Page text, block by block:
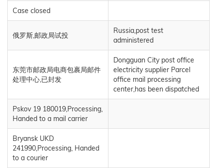
Case closed
俄罗斯,邮政局试投
Russia,post test
administered
东莞市邮政局电商包裹局邮件
处理中心,已封发
Dongguan City post office
electricity supplier Parcel
office mail processing
center,has been dispatched
Pskov 19 180019,Processing,
Handed to a mail carrier
Bryansk UKD
241990,Processing, Handed
to a courier